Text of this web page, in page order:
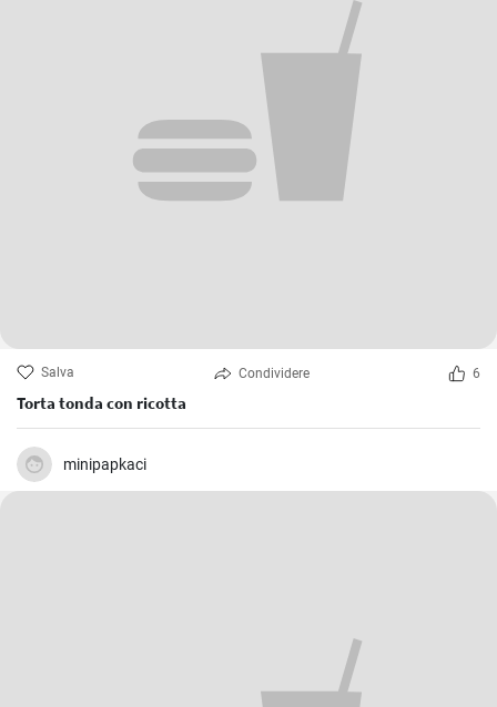
Salva Condividere 6
Torta tonda con ricotta
minipapkaci